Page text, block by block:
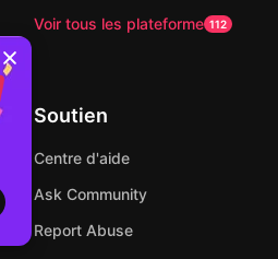
Voir tous les plateforme 112
Soutien
Centre d'aide
Ask Community
Report Abuse